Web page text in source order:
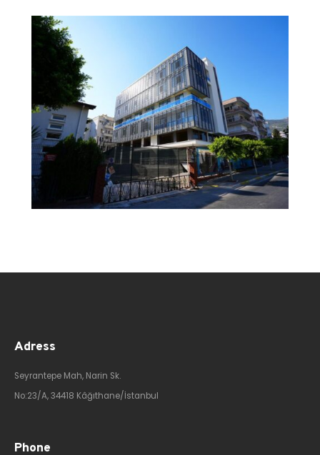
Adress
Seyrantepe Mah, Narin Sk.
No:23/A, 34418 Kâğıthane/İstanbul
Phone